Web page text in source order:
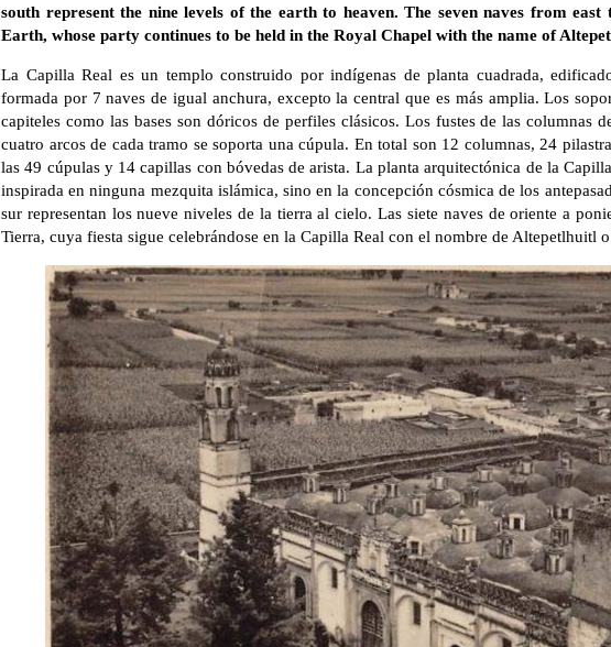
south represent the nine levels of the earth to heaven. The seven naves from
Earth, whose party continues to be held in the Royal Chapel with the name of
La Capilla Real es un templo construido por indígenas de planta cuadrada,
formada por 7 naves de igual anchura, excepto la central que es más amplia. Los
capiteles como las bases son dóricos de perfiles clásicos. Los fustes de las columnas
cuatro arcos de cada tramo se soporta una cúpula. En total son 12 columnas, 24
las 49 cúpulas y 14 capillas con bóvedas de arista. La planta arquitectónica de la
inspirada en ninguna mezquita islámica, sino en la concepción cósmica de los
sur representan los nueve niveles de la tierra al cielo. Las siete naves de oriente a
Tierra, cuya fiesta sigue celebrándose en la Capilla Real con el nombre de Altepetlhuitl